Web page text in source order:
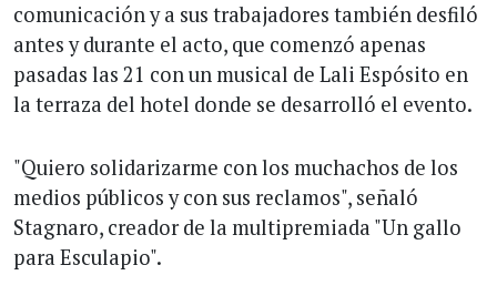
comunicación y a sus trabajadores también desfiló
antes y durante el acto, que comenzó apenas
pasadas las 21 con un musical de Lali Espósito en
la terraza del hotel donde se desarrolló el evento.
"Quiero solidarizarme con los muchachos de los
medios públicos y con sus reclamos", señaló
Stagnaro, creador de la multipremiada "Un gallo
para Esculapio".